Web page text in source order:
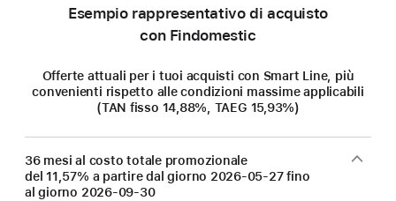
Esempio rappresentativo di acquisto
con Findomestic
Offerte attuali per i tuoi acquisti con Smart Line, più
convenienti rispetto alle condizioni massime applicabili
(TAN fisso 14,88%, TAEG 15,93%)
36 mesi al costo totale promozionale
del 11,57% a partire dal giorno 2026-05-27fino
al giorno 2026-09-30